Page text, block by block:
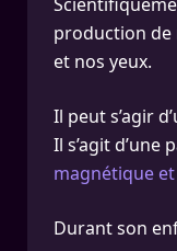
production de
et nos yeux.
Il peut s’agir
Il s’agit
magnétique
Durant son